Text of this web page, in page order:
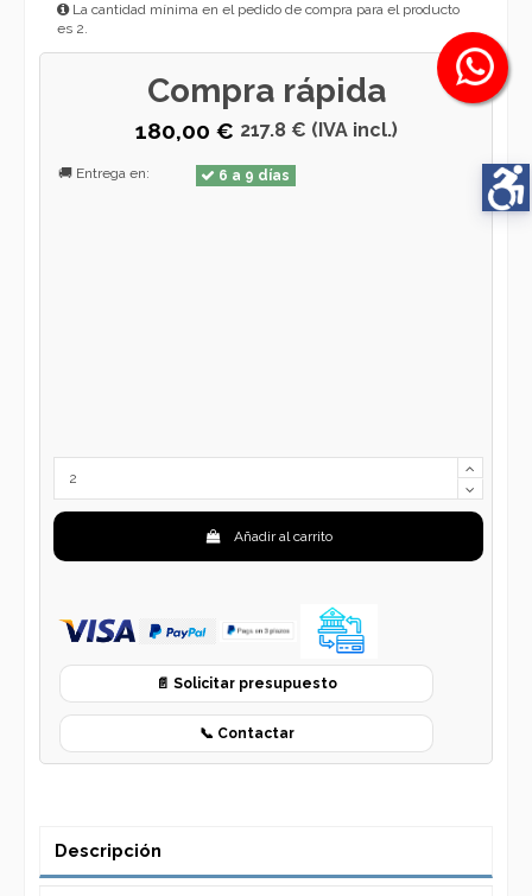
Añadir al carrito
La cantidad mínima en el pedido de compra para el producto
es 2.
Compra rápida
180,00 € 217.8 € (IVA incl.)
🚚 Entrega en: 6 a 9 días
📄 Solicitar presupuesto
📞 Contactar
Descripción